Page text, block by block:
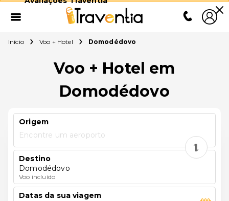
Início Voo + Hotel Domodédovo
Voo + Hotel em
Domodédovo
Origem
Encontre um aeroporto
Destino
Domodédovo
Voo incluído
Datas da sua viagem